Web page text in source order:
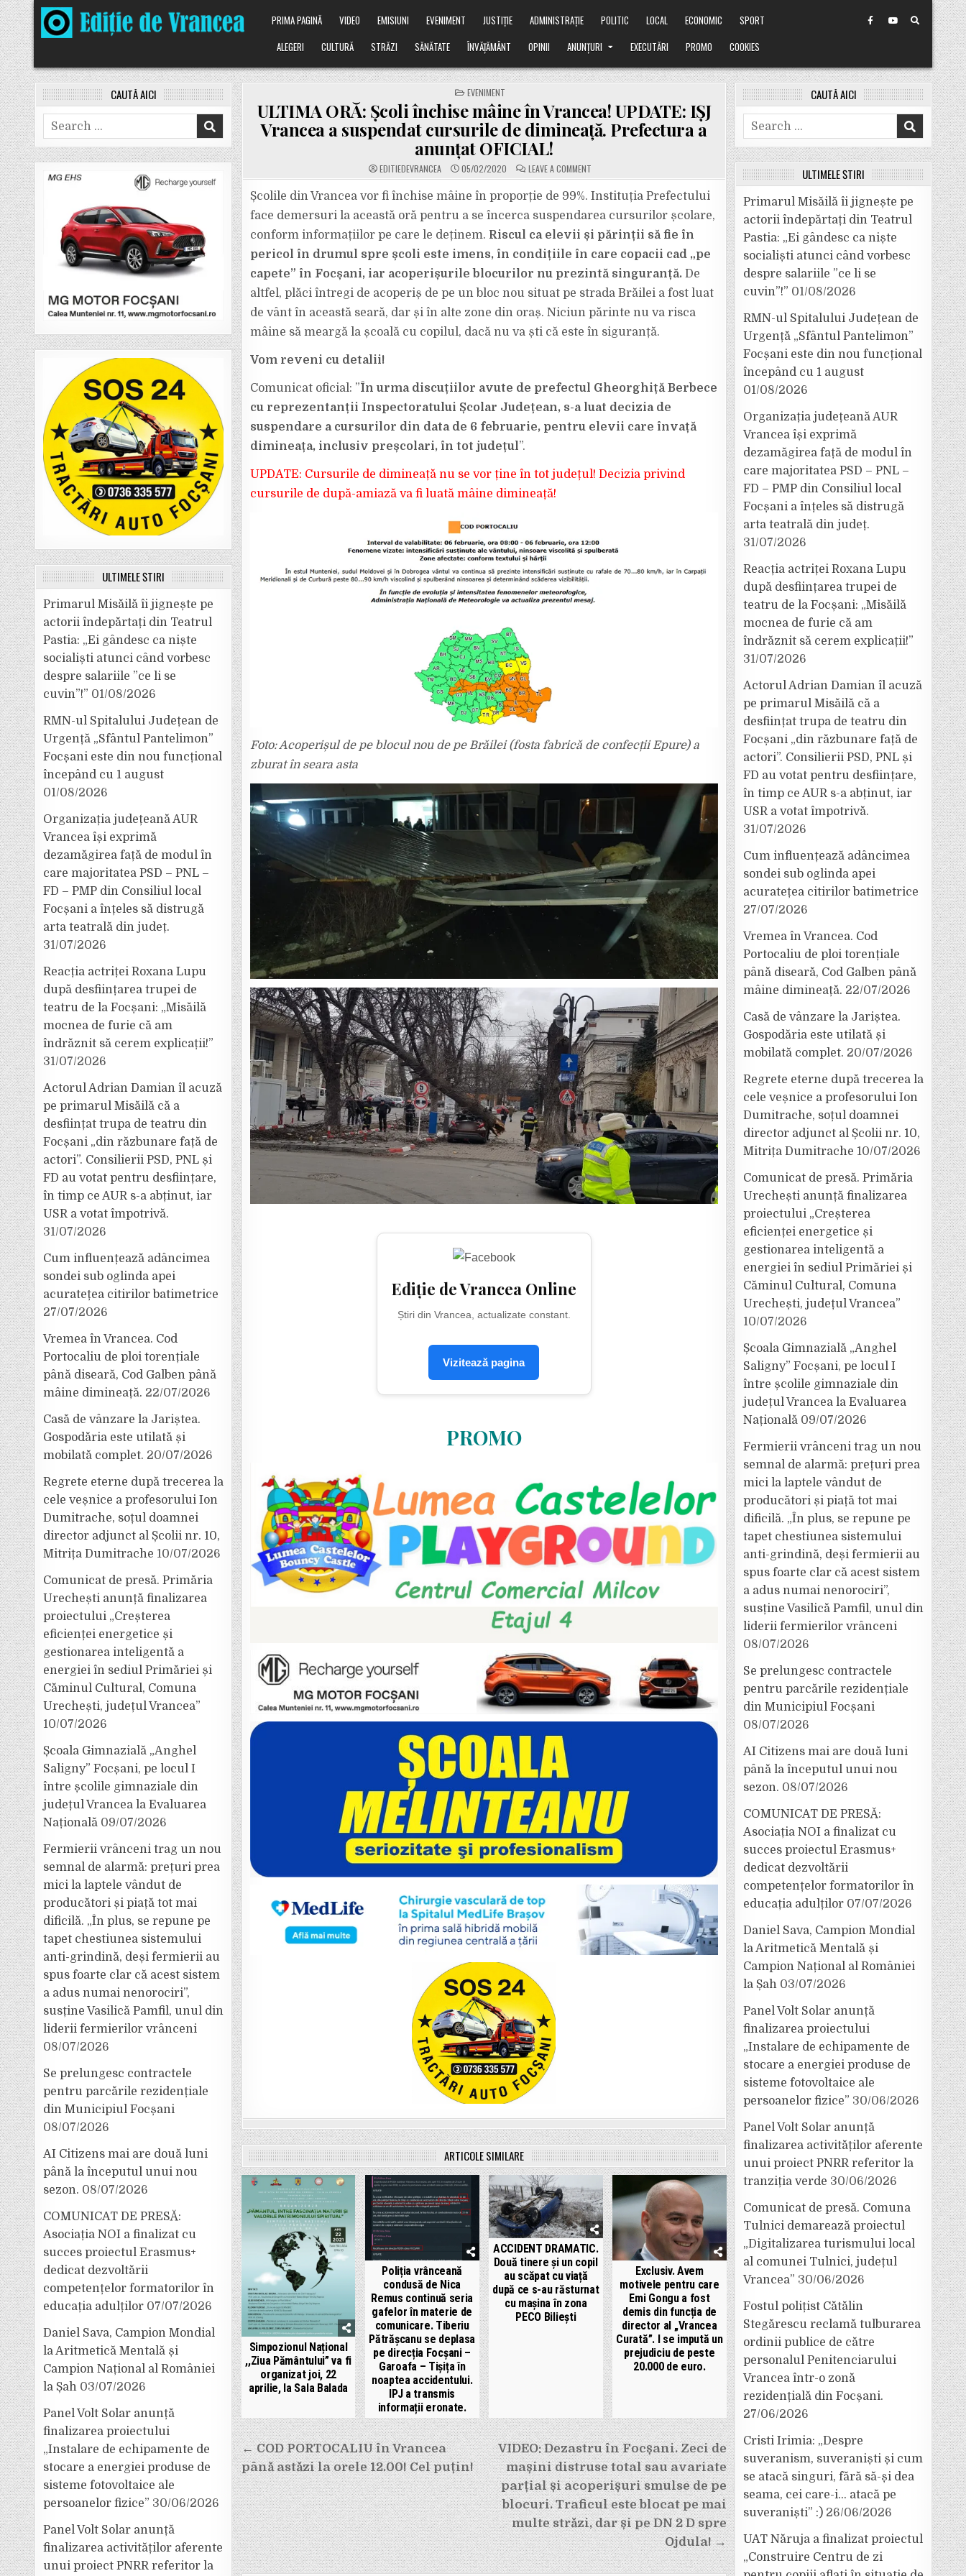
Skip
to
content
PRIMA PAGINĂ VIDEO EMISIUNI EVENIMENT JUSTIȚIE ADMINISTRAȚIE POLITIC LOCAL ECONOMIC
SPORT
ALEGERI
CULTURĂ STRĂZI SĂNĂTATE ÎNVĂȚĂMÂNT OPINII ANUNȚURI EXECUTĂRI PROMO COOKIES
POSTED
IN
EVENIMENT
ULTIMA ORĂ: Școli închise mâine în Vrancea! UPDATE: IȘJ
Vrancea a suspendat cursurile de dimineață. Prefectura a
anunțat OFICIAL!
EDITIEDEVRANCEA 05/02/2020 LEAVE A COMMENT
ULTIMA
ȘCOLI
ÎNCHISE
MÂINE
ÎN
VRANCEA!
UPDATE:
VRANCEA
SUSPENDAT
CURSURILE
DE
DIMINEAȚĂ.
PREFECTURA
A
OFICIAL!
Școlile din Vrancea vor fi închise mâine în proporție de 99%. Instituția Prefectului
face demersuri la această oră pentru a se încerca suspendarea cursurilor școlare,
conform informațiilor pe care le deținem. Riscul ca elevii și părinții să fie în
pericol în drumul spre școli este imens, în condițiile în care copacii cad „pe
capete” în Focșani, iar acoperișurile blocurilor nu prezintă singuranță.De
altfel, plăci întregi de acoperiș de pe un bloc nou situat pe strada Brăilei a fost luat
de vânt în această seară, dar și în alte zone din oraș. Niciun părinte nu va risca
mâine să meargă la școală cu copilul, dacă nu va ști că este în siguranță.
Vom reveni cu detalii!
Comunicat oficial: ”În urma discuțiilor avute de prefectul Gheorghiță Berbece
cu reprezentanții Inspectoratului Școlar Județean, s-a luat decizia de
suspendare a cursurilor din data de 6 februarie, pentru elevii care învață
dimineața, inclusiv preșcolari, în tot județul”.
UPDATE: Cursurile de dimineață nu se vor ține în tot județul! Decizia privind
cursurile de după-amiază va fi luată mâine dimineață!
Foto: Acoperișul de pe blocul nou de pe Brăilei (fosta fabrică de confecții Epure) a
zburat în seara asta
Ediție de Vrancea Online
Știri din Vrancea, actualizate constant.
Vizitează pagina
PROMO
ARTICOLE SIMILARE
Simpozionul Național
,,Ziua Pământului” va fi
organizat joi, 22
aprilie, la Sala Balada
Poliția vrânceană
condusă de Nica
Remus continuă seria
gafelor în materie de
comunicare. Tiberiu
Pătrășcanu se deplasa
pe direcția Focșani –
Garoafa – Tișița în
noaptea accidentului.
IPJ a transmis
informații eronate.
ACCIDENT DRAMATIC.
Două tinere și un copil
au scăpat cu viață
după ce s-au răsturnat
cu mașina în zona
PECO Biliești
Exclusiv. Avem
motivele pentru care
Emi Gongu a fost
demis din funcția de
director al „Vrancea
Curată”. I se impută un
prejudiciu de peste
20.000 de euro.
Navigare
în
articole
VIDEO: Dezastru în Focșani. Zeci de
mașini distruse total sau avariate
parțial și acoperișuri smulse de pe
blocuri. Traficul este blocat pe mai
multe străzi, dar și pe DN 2 D spre
Ojdula! →
← COD PORTOCALIU în Vrancea
până astăzi la orele 12.00! Cel puțin!
CAUTĂ AICI
Search
for:
ULTIMELE ȘTIRI
Primarul Misăilă îi jignește pe
actorii îndepărtați din Teatrul
Pastia: „Ei gândesc ca niște
socialiști atunci când vorbesc
despre salariile ”ce li se
cuvin”!” 01/08/2026
RMN-ul Spitalului Județean de
Urgență „Sfântul Pantelimon”
Focșani este din nou funcțional
începând cu 1 august
01/08/2026
Organizația județeană AUR
Vrancea își exprimă
dezamăgirea față de modul în
care majoritatea PSD – PNL –
FD – PMP din Consiliul local
Focșani a înțeles să distrugă
arta teatrală din județ.
31/07/2026
Reacția actriței Roxana Lupu
după desființarea trupei de
teatru de la Focșani: „Misăilă
mocnea de furie că am
îndrăznit să cerem explicații!”
31/07/2026
Actorul Adrian Damian îl acuză
pe primarul Misăilă că a
desființat trupa de teatru din
Focșani „din răzbunare față de
actori”. Consilierii PSD, PNL și
FD au votat pentru desființare,
în timp ce AUR s-a abținut, iar
USR a votat împotrivă.
31/07/2026
Cum influențează adâncimea
sondei sub oglinda apei
acuratețea citirilor batimetrice
27/07/2026
Vremea în Vrancea. Cod
Portocaliu de ploi torențiale
până diseară, Cod Galben până
mâine dimineață. 22/07/2026
Casă de vânzare la Jariștea.
Gospodăria este utilată și
mobilată complet. 20/07/2026
Regrete eterne după trecerea la
cele veșnice a profesorului Ion
Dumitrache, soțul doamnei
director adjunct al Școlii nr. 10,
Mitrița Dumitrache 10/07/2026
Comunicat de presă. Primăria
Urechești anunță finalizarea
proiectului „Creșterea
eficienței energetice și
gestionarea inteligentă a
energiei în sediul Primăriei și
Căminul Cultural, Comuna
Urechești, județul Vrancea”
10/07/2026
Școala Gimnazială „Anghel
Saligny” Focșani, pe locul I
între școlile gimnaziale din
județul Vrancea la Evaluarea
Națională 09/07/2026
Fermierii vrânceni trag un nou
semnal de alarmă: prețuri prea
mici la laptele vândut de
producători și piață tot mai
dificilă. „În plus, se repune pe
tapet chestiunea sistemului
anti-grindină, deși fermierii au
spus foarte clar că acest sistem
a adus numai nenorociri”,
susține Vasilică Pamfil, unul din
liderii fermierilor vrânceni
08/07/2026
Se prelungesc contractele
pentru parcările rezidențiale
din Municipiul Focșani
08/07/2026
AI Citizens mai are două luni
până la începutul unui nou
sezon. 08/07/2026
COMUNICAT DE PRESĂ:
Asociația NOI a finalizat cu
succes proiectul Erasmus+
dedicat dezvoltării
competențelor formatorilor în
educația adulților 07/07/2026
Daniel Sava, Campion Mondial
la Aritmetică Mentală și
Campion Național al României
la Șah 03/07/2026
Panel Volt Solar anunță
finalizarea proiectului
„Instalare de echipamente de
stocare a energiei produse de
sisteme fotovoltaice ale
persoanelor fizice” 30/06/2026
Panel Volt Solar anunță
finalizarea activităților aferente
unui proiect PNRR referitor la
CAUTĂ AICI
Search
for:
ULTIMELE ȘTIRI
Primarul Misăilă îi jignește pe
actorii îndepărtați din Teatrul
Pastia: „Ei gândesc ca niște
socialiști atunci când vorbesc
despre salariile ”ce li se
cuvin”!” 01/08/2026
RMN-ul Spitalului Județean de
Urgență „Sfântul Pantelimon”
Focșani este din nou funcțional
începând cu 1 august
01/08/2026
Organizația județeană AUR
Vrancea își exprimă
dezamăgirea față de modul în
care majoritatea PSD – PNL –
FD – PMP din Consiliul local
Focșani a înțeles să distrugă
arta teatrală din județ.
31/07/2026
Reacția actriței Roxana Lupu
după desființarea trupei de
teatru de la Focșani: „Misăilă
mocnea de furie că am
îndrăznit să cerem explicații!”
31/07/2026
Actorul Adrian Damian îl acuză
pe primarul Misăilă că a
desființat trupa de teatru din
Focșani „din răzbunare față de
actori”. Consilierii PSD, PNL și
FD au votat pentru desființare,
în timp ce AUR s-a abținut, iar
USR a votat împotrivă.
31/07/2026
Cum influențează adâncimea
sondei sub oglinda apei
acuratețea citirilor batimetrice
27/07/2026
Vremea în Vrancea. Cod
Portocaliu de ploi torențiale
până diseară, Cod Galben până
mâine dimineață. 22/07/2026
Casă de vânzare la Jariștea.
Gospodăria este utilată și
mobilată complet. 20/07/2026
Regrete eterne după trecerea la
cele veșnice a profesorului Ion
Dumitrache, soțul doamnei
director adjunct al Școlii nr. 10,
Mitrița Dumitrache 10/07/2026
Comunicat de presă. Primăria
Urechești anunță finalizarea
proiectului „Creșterea
eficienței energetice și
gestionarea inteligentă a
energiei în sediul Primăriei și
Căminul Cultural, Comuna
Urechești, județul Vrancea”
10/07/2026
Școala Gimnazială „Anghel
Saligny” Focșani, pe locul I
între școlile gimnaziale din
județul Vrancea la Evaluarea
Națională 09/07/2026
Fermierii vrânceni trag un nou
semnal de alarmă: prețuri prea
mici la laptele vândut de
producători și piață tot mai
dificilă. „În plus, se repune pe
tapet chestiunea sistemului
anti-grindină, deși fermierii au
spus foarte clar că acest sistem
a adus numai nenorociri”,
susține Vasilică Pamfil, unul din
liderii fermierilor vrânceni
08/07/2026
Se prelungesc contractele
pentru parcările rezidențiale
din Municipiul Focșani
08/07/2026
AI Citizens mai are două luni
până la începutul unui nou
sezon. 08/07/2026
COMUNICAT DE PRESĂ:
Asociația NOI a finalizat cu
succes proiectul Erasmus+
dedicat dezvoltării
competențelor formatorilor în
educația adulților 07/07/2026
Daniel Sava, Campion Mondial
la Aritmetică Mentală și
Campion Național al României
la Șah 03/07/2026
Panel Volt Solar anunță
finalizarea proiectului
„Instalare de echipamente de
stocare a energiei produse de
sisteme fotovoltaice ale
persoanelor fizice” 30/06/2026
Panel Volt Solar anunță
finalizarea activităților aferente
unui proiect PNRR referitor la
tranziția verde 30/06/2026
Comunicat de presă. Comuna
Tulnici demarează proiectul
„Digitalizarea turismului local
al comunei Tulnici, județul
Vrancea” 30/06/2026
Fostul polițist Cătălin
Stegărescu reclamă tulburarea
ordinii publice de către
personalul Penitenciarului
Vrancea într-o zonă
rezidențială din Focșani.
27/06/2026
Cristi Irimia: „Despre
suveranism, suveraniști și cum
se atacă singuri, fără să-și dea
seama, cei care-i… atacă pe
suveraniști” :) 26/06/2026
UAT Năruja a finalizat proiectul
„Construire Centru de zi